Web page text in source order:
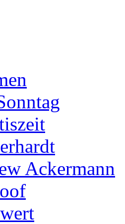
Ackermann